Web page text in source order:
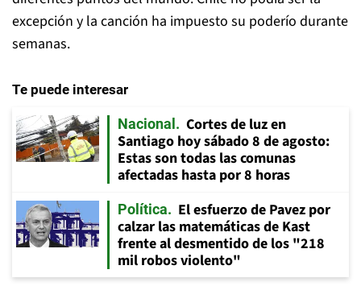
excepción y la canción ha impuesto su poderío durante
semanas.
Te puede interesar
Nacional
Cortes de luz en
Santiago hoy sábado 8 de agosto:
Estas son todas las comunas
afectadas hasta por 8 horas
Política
El esfuerzo de Pavez por
calzar las matemáticas de Kast
frente al desmentido de los "218
mil robos violento"